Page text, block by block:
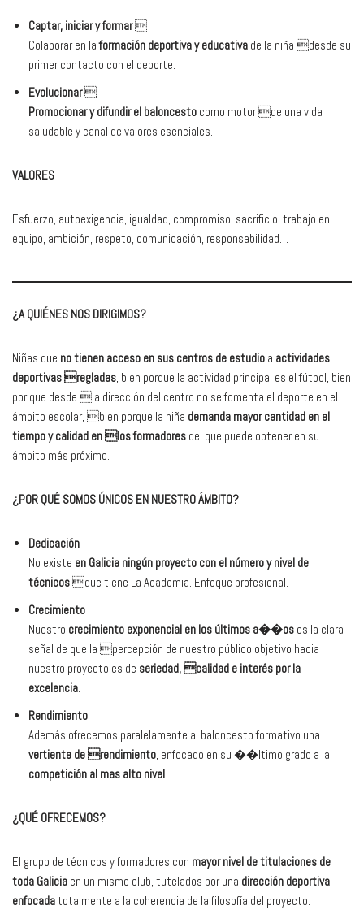
Captar, iniciar y formar
Colaborar en laformación deportiva y educativa de la niña desde su
primer contacto con el deporte.
Evolucionar
Promocionar y difundir el baloncesto como motor de una vida
saludable y canal de valores esenciales.
VALORES
Esfuerzo, autoexigencia, igualdad, compromiso, sacrificio, trabajo en
equipo, ambición, respeto, comunicación, responsabilidad…
¿A QUIÉNES NOS DIRIGIMOS?
Niñas que no tienen acceso en sus centros de estudio a actividades
deportivas regladas, bien porque la actividad principal es el fútbol, bien
por que desde la dirección del centro no se fomenta el deporte en el
ámbito escolar, bien porque la niña demanda mayor cantidad en el
tiempo y calidad en los formadores del que puede obtener en su
ámbito más próximo.
¿POR QUÉ SOMOS ÚNICOS EN NUESTRO ÁMBITO?
Dedicación
No existe en Galicia ningún proyecto con el número y nivel de
técnicosque tiene La Academia. Enfoque profesional.
Crecimiento
Nuestro crecimiento exponencial en los últimos a��os es la clara
señal de que la percepción de nuestro público objetivo hacia
nuestro proyecto es de seriedad, calidad e interés por la
excelencia.
Rendimiento
Además ofrecemos paralelamente al baloncesto formativo una
vertiente de rendimiento, enfocado en su ��ltimo grado a la
competición al mas alto nivel.
¿QUÉ OFRECEMOS?
El grupo de técnicos y formadores con mayor nivel de titulaciones de
toda Galicia en un mismo club, tutelados por una dirección deportiva
enfocadatotalmente a la coherencia de la filosofía del proyecto: